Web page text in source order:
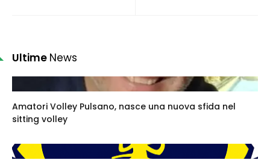
Ultime News
Amatori Volley Pulsano, nasce una nuova sfida nel
sitting volley